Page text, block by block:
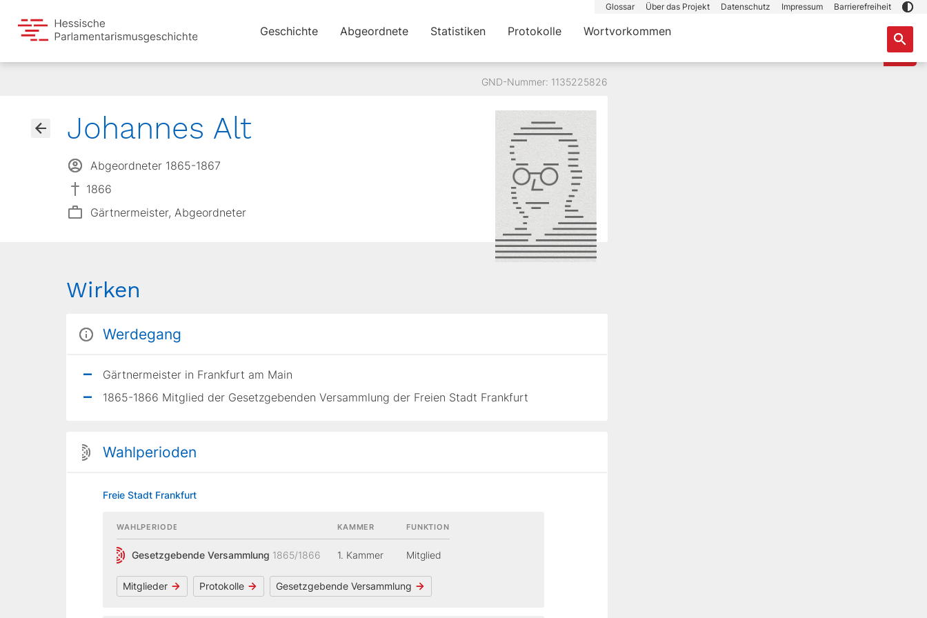
Glossar Über das Projekt Datenschutz Impressum Barrierefreiheit
Geschichte Abgeordnete Statistiken Protokolle Wortvorkommen
GND-Nummer: 1135225826
Johannes Alt
Abgeordneter 1865-1867
1866
Gärtnermeister, Abgeordneter
Wirken
Werdegang
Gärtnermeister in Frankfurt am Main
1865-1866 Mitglied der Gesetzgebenden Versammlung der Freien Stadt Frankfurt
Wahlperioden
Freie Stadt Frankfurt
WAHLPERIODE
Gesetzgebende Versammlung 1865/1866
KAMMER
1. Kammer
FUNKTION
Mitglied
Mitglieder Protokolle Gesetzgebende Versammlung